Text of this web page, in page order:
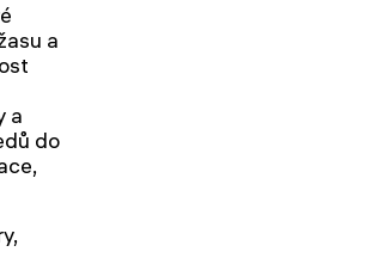
a
a
do